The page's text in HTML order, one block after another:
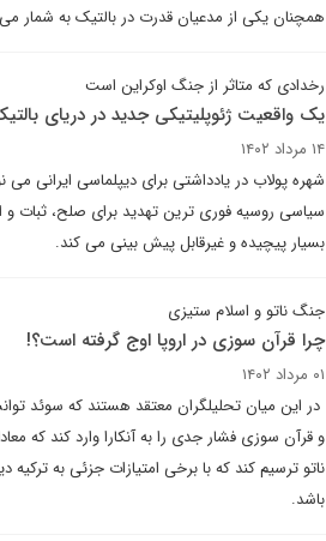
همچنان یکی از مدعیان قدرت در بالتیک به شمار
رخدادی که متاثر از جنگ اوکراین است
یک واقعیت ژئوپلیتیکی جدید در دریای
۱۴ مرداد ۱۴۰۲
شهره پولاب در یادداشتی برای دیپلماسی ایرانی
سیاسی روسیه فوری ترین تهدید برای صلح، ثبات و
بسیار پیچیده و غیرقابل پیش بینی می کند.
جنگ ناتو و اسلام ستیزی
چرا قرآن سوزی در اروپا اوج گرفته است؟!
۰۱ مرداد ۱۴۰۲
در این میان تحلیلگران معتقد هستند که سوئد
و قرآن سوزی فشار جدی را به آنکارا وارد کند
ناتو ترسیم کند که با برخی امتیازات جزئی به
باشد.